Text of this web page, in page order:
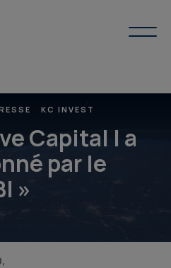
KC INVEST
Capital I a
par le
»